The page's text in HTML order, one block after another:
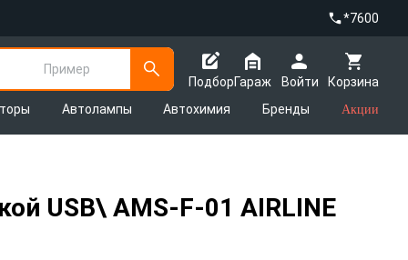
*7600
Пример
Подбор
Корзина
Гараж
Войти
Автолампы Автохимия Бренды Акции
USB\ AMS-F-01 AIRLINE